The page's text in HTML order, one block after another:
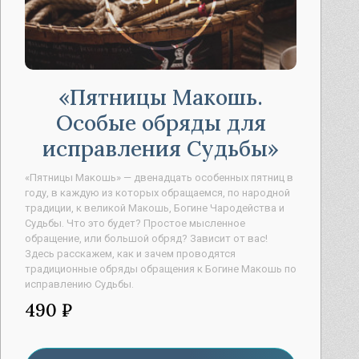
Пятницы Макошь.
Особые обряды для
исправления Судьбы
«Пятницы Макошь» — двенадцать особенных пятниц в
году, в каждую из которых обращаемся, по народной
традиции, к великой Макошь, Богине Чародейства и
Судьбы. Что это будет? Простое мысленное
обращение, или большой обряд? Зависит от вас!
Здесь расскажем, как и зачем проводятся
традиционные обряды обращения к Богине Макошь по
исправлению Судьбы.
490 ₽